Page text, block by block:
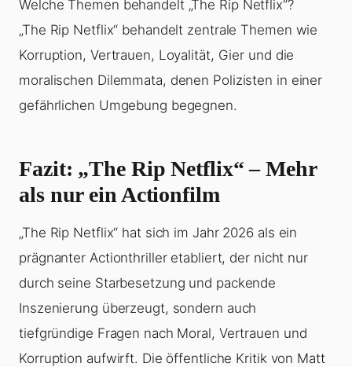
Welche Themen behandelt „The Rip Netflix“?
„The Rip Netflix“ behandelt zentrale Themen wie
Korruption, Vertrauen, Loyalität, Gier und die
moralischen Dilemmata, denen Polizisten in einer
gefährlichen Umgebung begegnen.
Fazit: „The Rip Netflix“ – Mehr
als nur ein Actionfilm
„The Rip Netflix“ hat sich im Jahr 2026 als ein
prägnanter Actionthriller etabliert, der nicht nur
durch seine Starbesetzung und packende
Inszenierung überzeugt, sondern auch
tiefgründige Fragen nach Moral, Vertrauen und
Korruption aufwirft. Die öffentliche Kritik von Matt